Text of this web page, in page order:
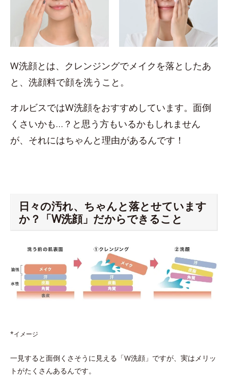
W洗顔とは、クレンジングでメイクを落としたあ
と、洗顔料で顔を洗うこと。
オルビスではW洗顔をおすすめしています。面倒
くさいかも…？と思う方もいるかもしれません
が、それにはちゃんと理由があるんです！
日々の汚れ、ちゃんと落とせています
か？「W洗顔」だからできること
*イメージ
一見すると面倒くさそうに見える「W洗顔」ですが、実はメリッ
トがたくさんあるんです。